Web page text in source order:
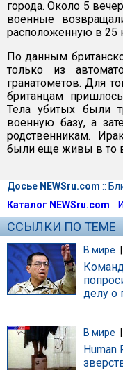
города. Около 5
военные
расположенную в 25
По данным
только из
гранатометов. Для
британцам
Тела убитых были
военную базу, а
родственникам.
были еще живы в то
Досье NEWSru.com ::
Каталог NEWSru.com ::
ССЫЛКИ ПО ТЕМЕ
В мире |
делу о
В мире
Human